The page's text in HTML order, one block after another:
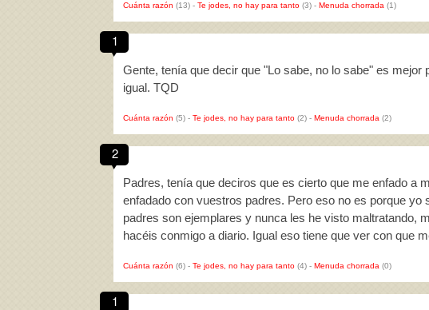
Cuánta razón (13) - Te jodes, no hay para tanto (3) - Menuda chorrada (1)
1
Gente, tenía que decir que "Lo sabe, no lo sabe" es
igual. TQD
Cuánta razón (5) - Te jodes, no hay para tanto (2) - Menuda chorrada (2)
2
Padres, tenía que deciros que es cierto que me enfado a
enfadado con vuestros padres. Pero eso no es porque
padres son ejemplares y nunca les he visto maltratando,
hacéis conmigo a diario. Igual eso tiene que ver con que
Cuánta razón (6) - Te jodes, no hay para tanto (4) - Menuda chorrada (0)
1